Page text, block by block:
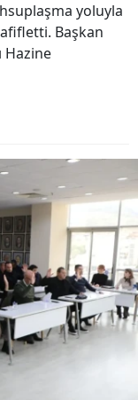
yoluyla
Başkan
Hazine